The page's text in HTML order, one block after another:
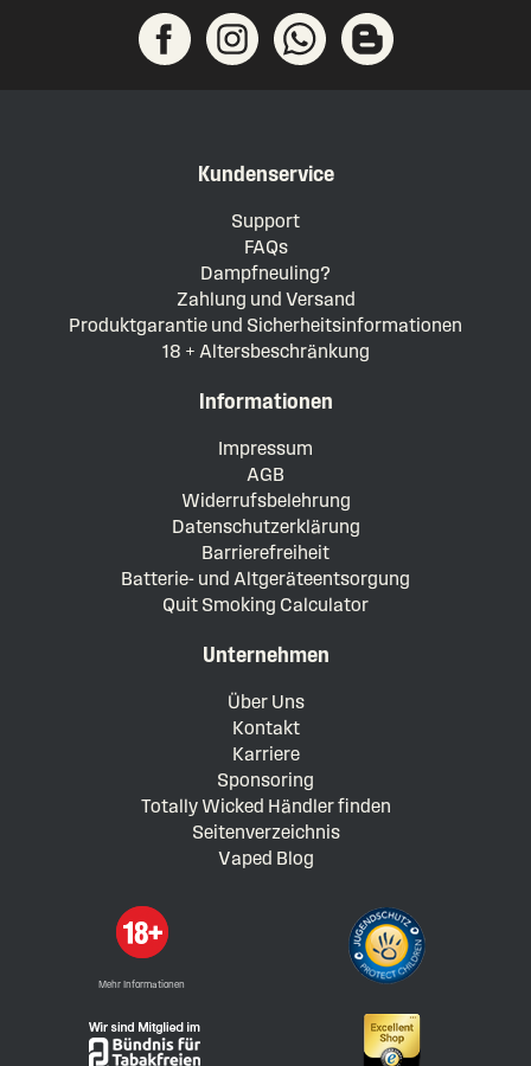
Kundenservice
Support
FAQs
Dampfneuling?
Zahlung und Versand
Produktgarantie und Sicherheitsinformationen
18 + Altersbeschränkung
Informationen
Impressum
AGB
Widerrufsbelehrung
Datenschutzerklärung
Barrierefreiheit
Batterie- und Altgeräteentsorgung
Quit Smoking Calculator
Unternehmen
Über Uns
Kontakt
Karriere
Sponsoring
Totally Wicked Händler finden
Seitenverzeichnis
Vaped Blog
Mehr Informationen